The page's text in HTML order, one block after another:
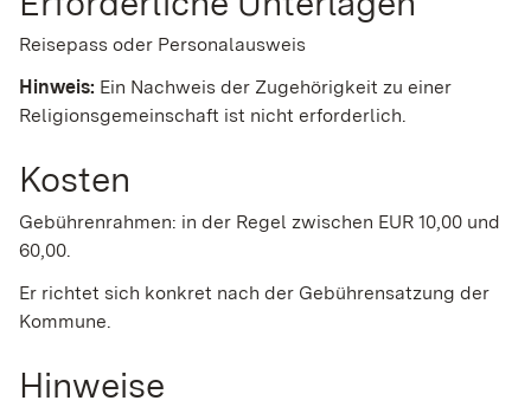
Reisepass oder Personalausweis
Hinweis: Ein Nachweis der Zugehörigkeit zu einer
Religionsgemeinschaft ist nicht erforderlich.
Kosten
Gebührenrahmen: in der Regel zwischen EUR 10,00 und
60,00.
Er richtet sich konkret nach der Gebührensatzung der
Kommune.
Hinweise